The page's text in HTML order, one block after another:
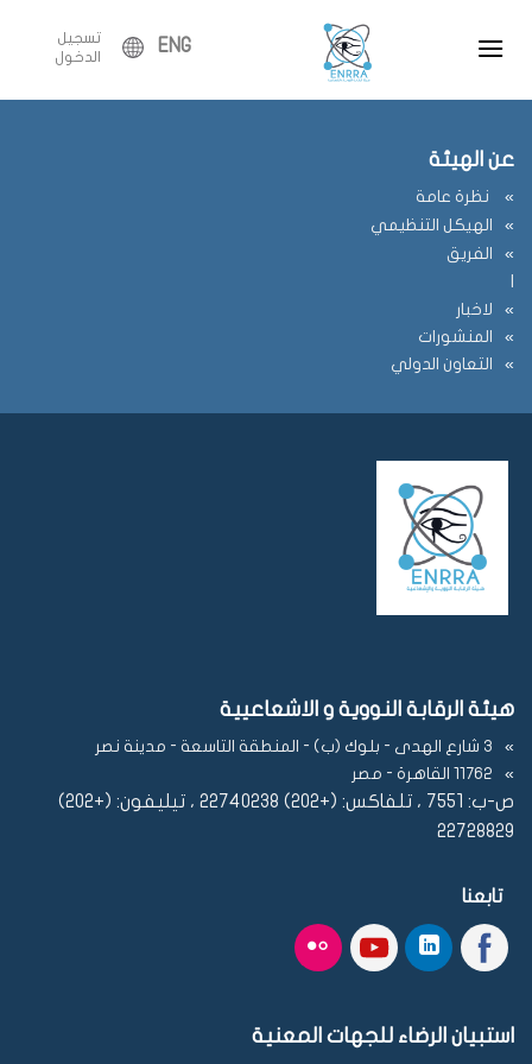
ENG
تسجيل
الدخول
عن الهيئة
نظرة عامة
الهيكل التنظيمي
الفريق
ا
لاخبار
المنشورات
التعاون الدولي
هيئة الرقابة النووية و الاشعاعيية
3 شارع الهدى - بلوك (ب) - المنطقة التاسعة - مدينة نصر
11762 القاهرة - مصر
ص-ب: 7551 ، تلفاكس: (+202) 22740238 ، تيليفون: (+202)
22728829
تابعنا
استبيان الرضاء للجهات المعنية